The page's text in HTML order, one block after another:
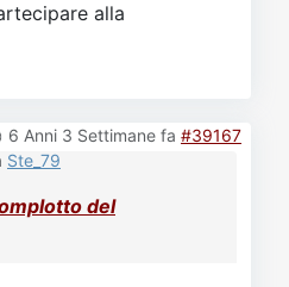
alla
6 Anni 3 Settimane fa #39167
Ste_79
del